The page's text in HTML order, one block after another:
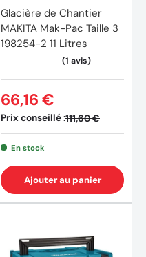
(1
Glacière de Chantier
MAKITA Mak-Pac Taille 3
198254-2 11 Litres
Prix conseillé :111,60 €
66,16 €
En stock
Ajouter au panier